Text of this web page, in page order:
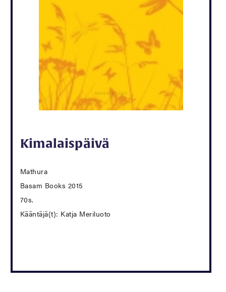
Kimalaispäivä
Mathura
Basam Books 2015
70s.
Kääntäjä(t): Katja Meriluoto